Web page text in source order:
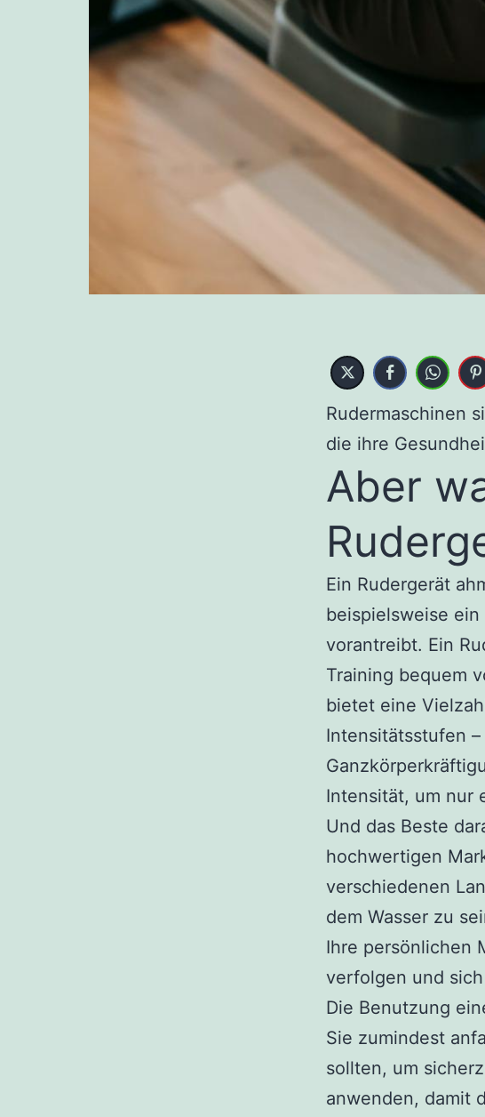
Rudermaschinen
die ihre
Aber
Ein Rudergerät
beispielsweise
vorantreibt. Ein
Training bequem
bietet eine
Intensitätsstufen
Intensität, um nur
Und das Beste
hochwertigen
verschiedenen
dem Wasser zu
Ihre persönlichen
verfolgen und
Die Benutzung
Sie zumindest
sollten, um
anwenden, damit